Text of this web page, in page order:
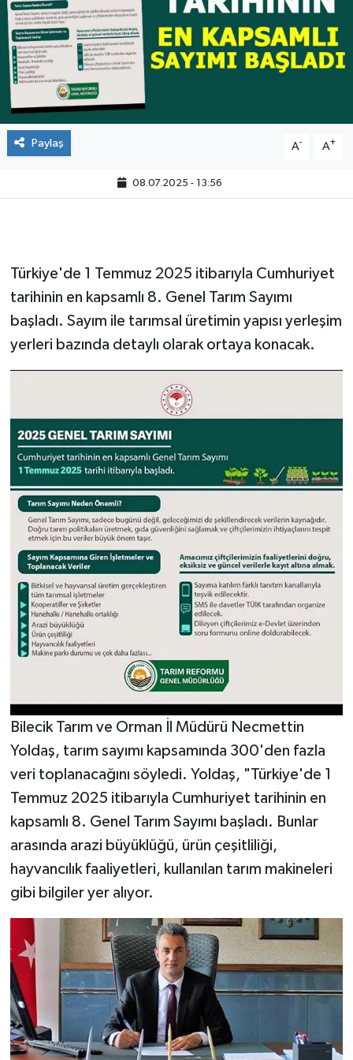
Paylaş A- A+
08.07.2025 - 13:56
Türkiye'de 1 Temmuz 2025 itibarıyla Cumhuriyet
tarihinin en kapsamlı 8. Genel Tarım Sayımı
başladı. Sayım ile tarımsal üretimin yapısı yerleşim
yerleri bazında detaylı olarak ortaya konacak.
Bilecik Tarım ve Orman İl Müdürü Necmettin
Yoldaş, tarım sayımı kapsamında 300'den fazla
veri toplanacağını söyledi. Yoldaş, "Türkiye'de 1
Temmuz 2025 itibarıyla Cumhuriyet tarihinin en
kapsamlı 8. Genel Tarım Sayımı başladı. Bunlar
arasında arazi büyüklüğü, ürün çeşitliliği,
hayvancılık faaliyetleri, kullanılan tarım makineleri
gibi bilgiler yer alıyor.